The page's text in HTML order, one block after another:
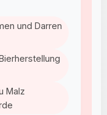
und Darren
Malz